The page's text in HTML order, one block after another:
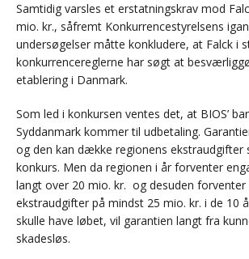
Samtidig varsles et erstatningskrav mod
mio. kr., såfremt Konkurrencestyrelsens
undersøgelser måtte konkludere, at Falck i
konkurrencereglerne har søgt at
etablering i Danmark.
Som led i konkursen ventes det, at BIOS’
Syddanmark kommer til udbetaling.
og den kan dække regionens ekstraudgifter
konkurs. Men da regionen i år forventer
langt over 20 mio. kr. og desuden forventer
ekstraudgifter på mindst 25 mio. kr. i de 10
skulle have løbet, vil garantien langt fra
skadesløs.